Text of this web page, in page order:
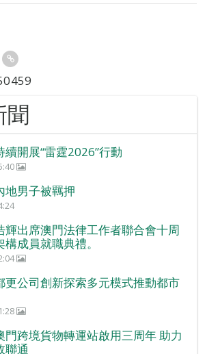
聞
開展“雷霆2026”行動
地男子被羈押
輝出席澳門法律工作者聯合會十周
成員就職典禮。
更公司創新探索多元模式推動都市
門跨境貨物轉運站啟用三周年 助力
聯通